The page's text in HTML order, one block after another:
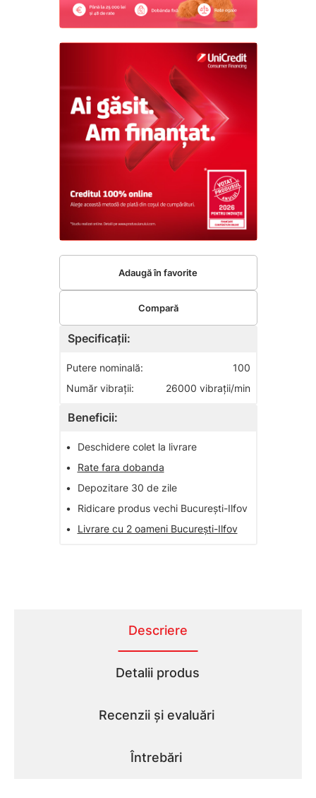
Specificații:
Putere nominală:
100
Număr vibraţii:
26000 vibraţii/min
Beneficii:
•
Deschidere colet la livrare
•
Rate fara dobanda
•
Depozitare 30 de zile
•
Ridicare produs vechi București-Ilfov
•
Livrare cu 2 oameni București-Ilfov
Adaugă în favorite
Compară
Descriere
Detalii produs
Recenzii și evaluări
Întrebări